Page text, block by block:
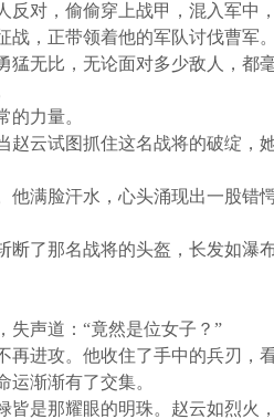
对，偷偷穿上战甲，混入军中
，正带领着他的军队讨伐曹军。
无比，无论面对多少敌人，都毫
力量。
云试图抓住这名战将的破绽，
满脸汗水，心头涌现出一股错
了那名战将的头盔，长发如瀑
失声道： “竟然是位女子？ ”
进攻。他收住了手中的兵刃，
渐渐有了交集。
是那耀眼的明珠。赵云如烈火